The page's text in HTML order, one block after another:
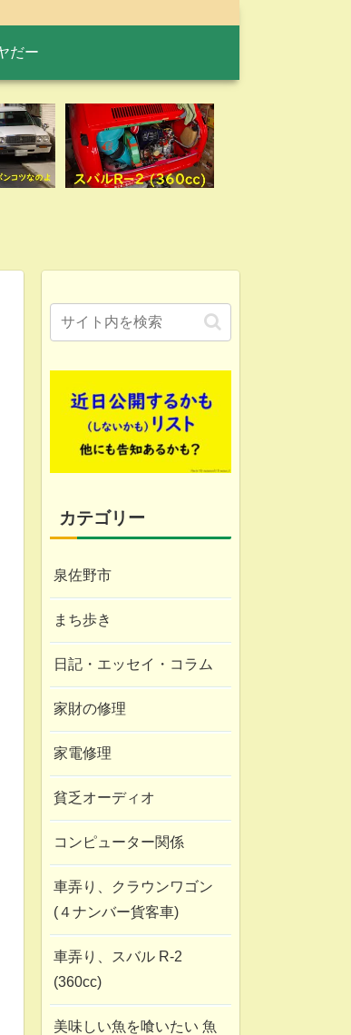
だー
カテゴリー
泉佐野市
まち歩き
日記・エッセイ・コラム
家財の修理
家電修理
貧乏オーディオ
コンピューター関係
車弄り、クラウンワゴン
(４ナンバー貨客車)
車弄り、スバル R-2
(360cc)
美味しい魚を喰いたい 魚